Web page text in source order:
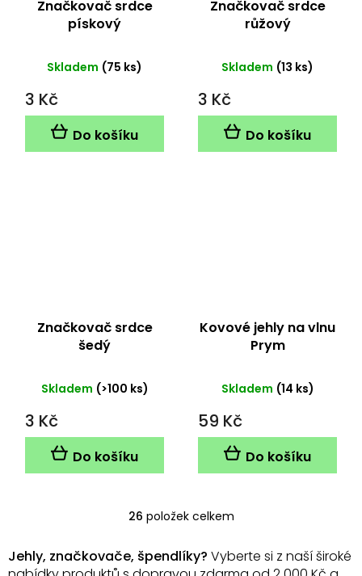
Značkovač srdce
pískový
Skladem (75 ks)
3 Kč
Do košíku
Značkovač srdce
růžový
Skladem (13 ks)
3 Kč
Do košíku
Značkovač srdce
šedý
Skladem (>100 ks)
3 Kč
Do košíku
Kovové jehly na vlnu
Prym
Skladem (14 ks)
59 Kč
Do košíku
O
l
á
26 položek celkem
Jehly, značkovače, špendlíky? Vyberte si z naší široké